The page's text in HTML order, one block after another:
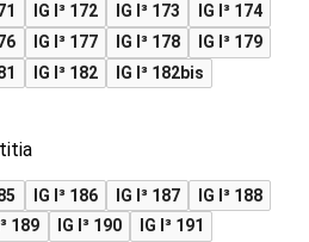
IG I³ 172 IG I³ 173
IG I³ 174
IG I³ 177 IG I³ 178
IG I³ 179
IG I³ 182
IG I³ 182bis
IG I³ 186 IG I³ 187
IG I³ 188
189 IG I³ 190
IG I³ 191